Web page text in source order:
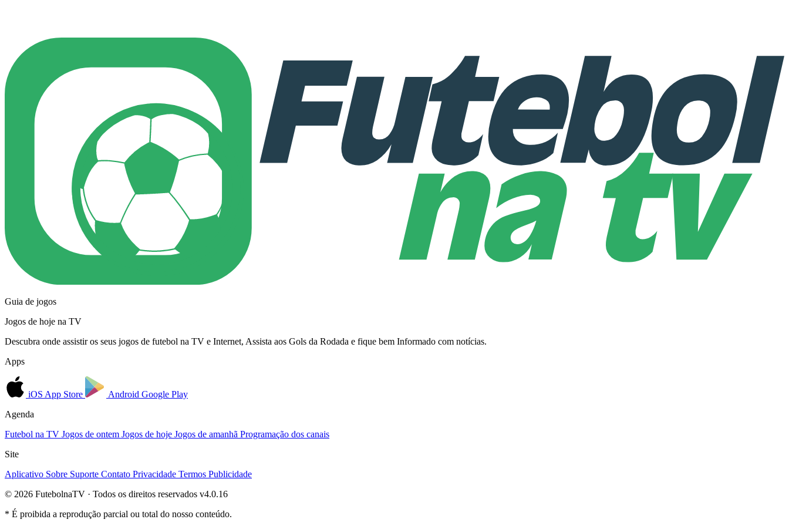
Guia de jogos
Jogos de hoje na TV
Descubra onde assistir os seus jogos de futebol na TV e Internet, Assista aos Gols da Rodada e fique bem Informado com notícias.
Apps
iOS App Store Android Google Play
Agenda
Futebol na TV Jogos de ontem Jogos de hoje Jogos de amanhã Programação dos canais
Site
Aplicativo Sobre Suporte Contato Privacidade Termos Publicidade
© 2026 FutebolnaTV · Todos os direitos reservados v4.0.16
* É proibida a reprodução parcial ou total do nosso conteúdo.